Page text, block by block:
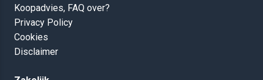
Koopadvies, FAQ over?
Privacy Policy
Cookies
Disclaimer